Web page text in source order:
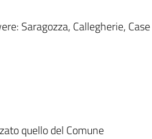
Saragozza, Callegherie,
quello del Comune